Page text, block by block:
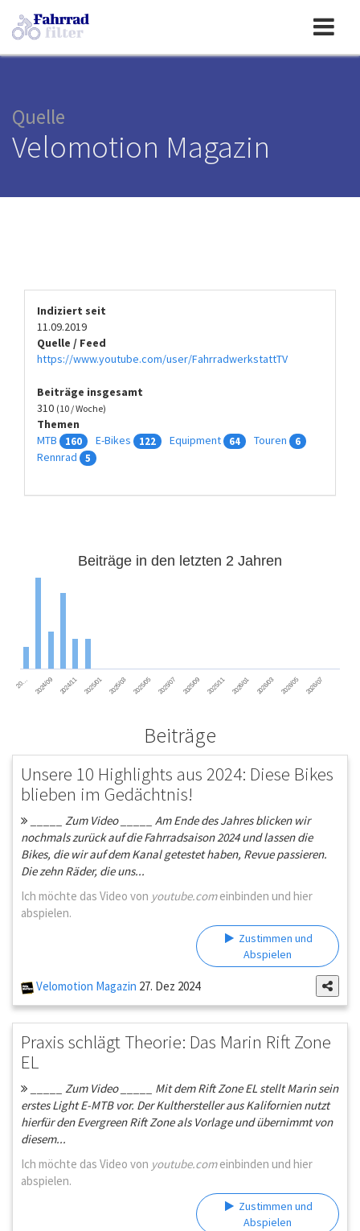
Toggle
navigation
Quelle
Velomotion Magazin
Indiziert seit
11.09.2019
Quelle / Feed
https://www.youtube.com/user/FahrradwerkstattTV
Beiträge insgesamt
310 (10 / Woche)
Themen
MTB
160 E-Bikes 122 Equipment 64 Touren 6
Rennrad 5
Beiträge in den letzten 2 Jahren
20… 2024/09 2024/11 2025/01 2025/03 2025/05 2025/07 2025/09 2025/11 2026/01 2026/03 2026/05 2026/07
Beiträge
Unsere 10 Highlights aus 2024: Diese Bikes
blieben im Gedächtnis!
_____ Zum Video _____ Am Ende des Jahres blicken wir
nochmals zurück auf die Fahrradsaison 2024 und lassen die
Bikes, die wir auf dem Kanal getestet haben, Revue passieren.
Die zehn Räder, die uns...
Ich möchte das Video von youtube.comeinbinden und hier
abspielen.
Zustimmen und
Abspielen
Velomotion Magazin 27. Dez 2024
Praxis schlägt Theorie: Das Marin Rift Zone
EL
_____ Zum Video _____ Mit dem Rift Zone EL stellt Marin sein
erstes Light E-MTB vor. Der Kulthersteller aus Kalifornien nutzt
hierfür den Evergreen Rift Zone als Vorlage und übernimmt von
diesem...
Ich möchte das Video von youtube.comeinbinden und hier
abspielen.
Zustimmen und
Abspielen